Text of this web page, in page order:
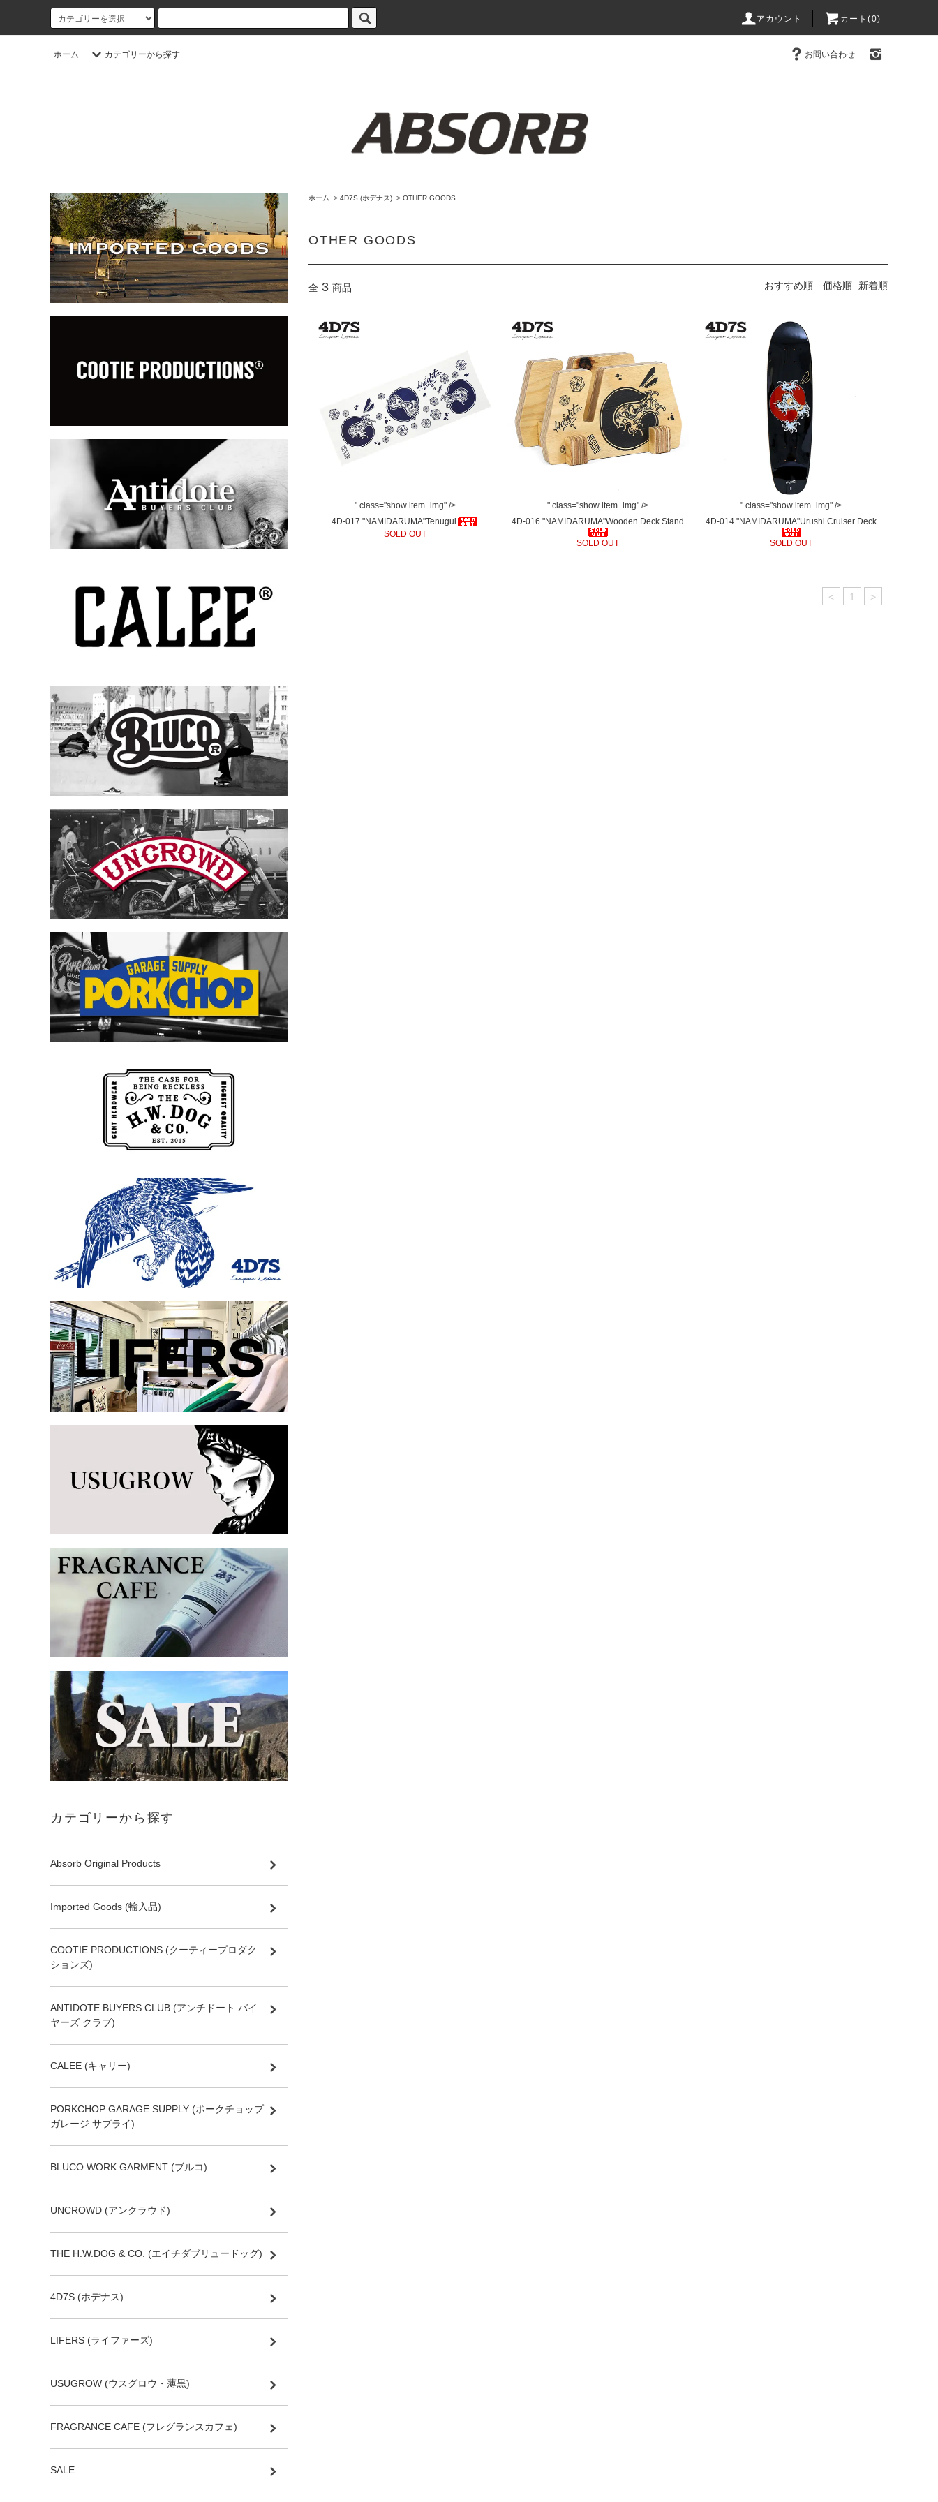
アカウント カート(0)
ホーム カテゴリーから探す お問い合わせ
ホーム > 4D7S (ホデナス) > OTHER GOODS
OTHER GOODS
全 3 商品 おすすめ順 価格順 新着順
" class="show item_img" />
4D-017 "NAMIDARUMA"Tenugui
SOLD OUT
" class="show item_img" />
4D-016 "NAMIDARUMA"Wooden Deck Stand
SOLD OUT
" class="show item_img" />
4D-014 "NAMIDARUMA"Urushi Cruiser Deck
SOLD OUT
< 1 >
カテゴリーから探す
Absorb Original Products
Imported Goods (輸入品)
COOTIE PRODUCTIONS (クーティープロダク
ションズ)
ANTIDOTE BUYERS CLUB (アンチドート バイ
ヤーズ クラブ)
CALEE (キャリー)
PORKCHOP GARAGE SUPPLY (ポークチョップ
ガレージ サプライ)
BLUCO WORK GARMENT (ブルコ)
UNCROWD (アンクラウド)
THE H.W.DOG & CO. (エイチダブリュードッグ)
4D7S (ホデナス)
LIFERS (ライファーズ)
USUGROW (ウスグロウ・薄黒)
FRAGRANCE CAFE (フレグランスカフェ)
SALE